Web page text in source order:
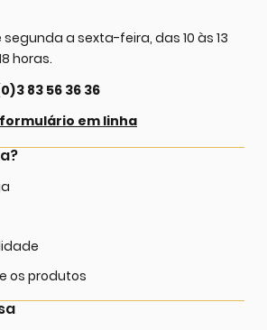
segunda a sexta-feira, das 10 às 13
horas.
83 56 36 36
formulário em linha
os produtos